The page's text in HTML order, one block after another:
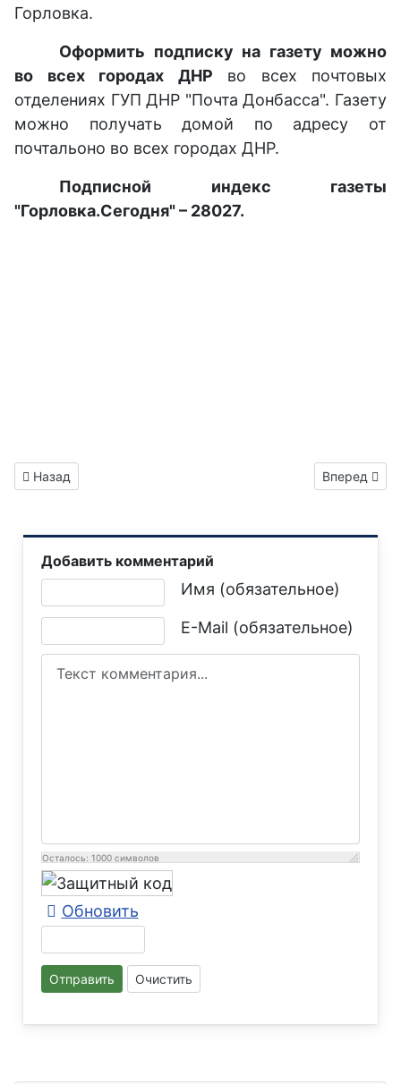
Горловка.
Оформить подписку на газету можно
во всех городах ДНР во всех почтовых
отделениях ГУП ДНР "Почта Донбасса". Газету
можно получать домой по адресу от
почтальоно во всех городах ДНР.
Подписной индекс газеты
"Горловка.Сегодня" – 28027.
Предыдущий: Газета "Горловка.Сегодня" выпуск №303
Назад Следующий:
Вперед
Добавить комментарий
Имя (обязательное)
E-Mail (обязательное)
Текст комментария
Осталось: 1000 символов
Обновить
Отправить Очистить